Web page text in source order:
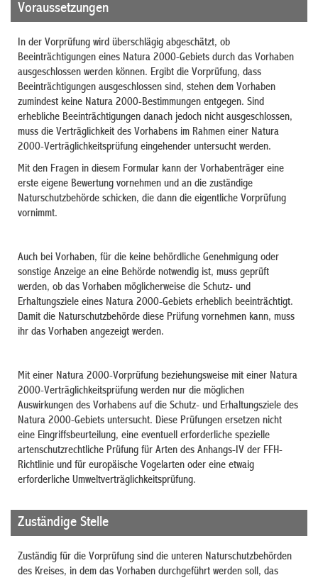
Voraussetzungen
In der Vorprüfung wird überschlägig abgeschätzt, ob
Beeinträchtigungen eines Natura 2000-Gebiets durch das Vorhaben
ausgeschlossen werden können. Ergibt die Vorprüfung, dass
Beeinträchtigungen ausgeschlossen sind, stehen dem Vorhaben
zumindest keine Natura 2000-Bestimmungen entgegen. Sind
erhebliche Beeinträchtigungen danach jedoch nicht ausgeschlossen,
muss die Verträglichkeit des Vorhabens im Rahmen einer Natura
2000-Verträglichkeitsprüfung eingehender untersucht werden.
Mit den Fragen in diesem Formular kann der Vorhabenträger eine
erste eigene Bewertung vornehmen und an die zuständige
Naturschutzbehörde schicken, die dann die eigentliche Vorprüfung
vornimmt.
Auch bei Vorhaben, für die keine behördliche Genehmigung oder
sonstige Anzeige an eine Behörde notwendig ist, muss geprüft
werden, ob das Vorhaben möglicherweise die Schutz- und
Erhaltungsziele eines Natura 2000-Gebiets erheblich beeinträchtigt.
Damit die Naturschutzbehörde diese Prüfung vornehmen kann, muss
ihr das Vorhaben angezeigt werden.
Mit einer Natura 2000-Vorprüfung beziehungsweise mit einer Natura
2000-Verträglichkeitsprüfung werden nur die möglichen
Auswirkungen des Vorhabens auf die Schutz- und Erhaltungsziele des
Natura 2000-Gebiets untersucht. Diese Prüfungen ersetzen nicht
eine Eingriffsbeurteilung, eine eventuell erforderliche spezielle
artenschutzrechtliche Prüfung für Arten des Anhangs-IV der FFH-
Richtlinie und für europäische Vogelarten oder eine etwaig
erforderliche Umweltverträglichkeitsprüfung.
Zuständige Stelle
Zuständig für die Vorprüfung sind die unteren Naturschutzbehörden
des Kreises, in dem das Vorhaben durchgeführt werden soll, das